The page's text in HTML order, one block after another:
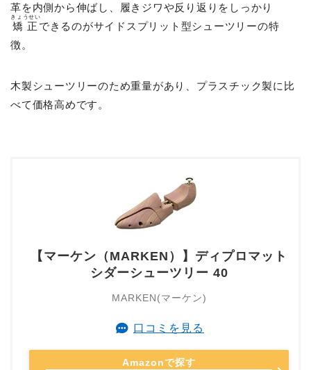
革を内側から伸ばし、履きジワや反り返りをしっかり
矯正
きょうせい
できるのがサイドスプリット型シューツリーの特
徴。
木製シューツリーのため重量があり、プラスチック製に比
べて価格高めです。
【マーケン（MARKEN）】ディプロマット
シダーシューツリー 40
MARKEN(マーケン)
口コミを見る
Amazonで探す